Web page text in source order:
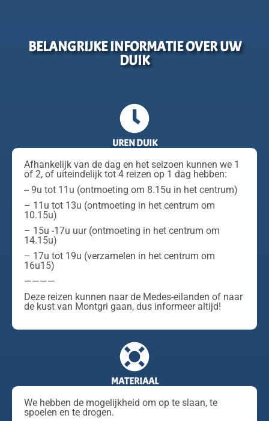
BELANGRIJKE INFORMATIE OVER UW
DUIK
UREN DUIK
Afhankelijk van de dag en het seizoen kunnen we 1
of 2, of uiteindelijk tot 4 reizen op 1 dag hebben:
-- 9u tot 11u (ontmoeting om 8.15u in het centrum)
– 11u tot 13u (ontmoeting in het centrum om
10.15u)
– 15u -17u uur (ontmoeting in het centrum om
14.15u)
– 17u tot 19u (verzamelen in het centrum om
16u15)
————
Deze reizen kunnen naar de Medes-eilanden of naar
de kust van Montgri gaan, dus informeer altijd!
MATERIAAL
We hebben de mogelijkheid om op te slaan, te
spoelen en te drogen.